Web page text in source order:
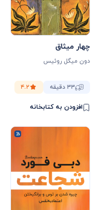
چهار میثاق
دون میگل روئیس
۳۳ دقیقه ۴.۲
افزودن به کتابخانه